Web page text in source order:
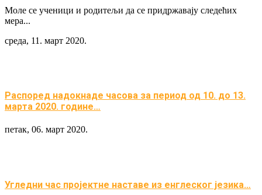
Моле се ученици и родитељи да се придржавају следећих
мера...
среда, 11. март 2020.
Распоред надокнаде часова за период од 10. до 13.
марта 2020. године…
петак, 06. март 2020.
Угледни час пројектне наставе из енглеског језика…